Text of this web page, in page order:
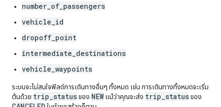
number_of_passengers
vehicle_id
dropoff_point
intermediate_destinations
vehicle_waypoints
ระบบจะไม่สนใจฟิลด์การเดินทางอื่นๆ ทั้งหมด เช่น การเดินทางทั้งหมดจะเริ่ม
ต้นด้วย trip_statusของ NEWแม้ว่าคุณจะส่ง trip_statusของ